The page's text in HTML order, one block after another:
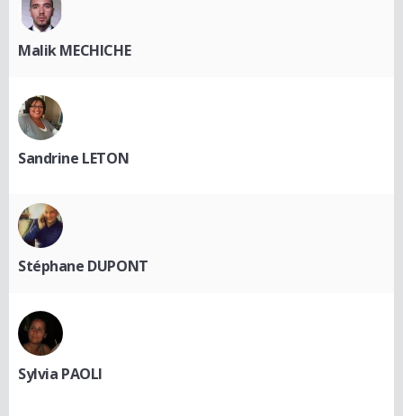
Malik MECHICHE
Sandrine LETON
Stéphane DUPONT
Sylvia PAOLI